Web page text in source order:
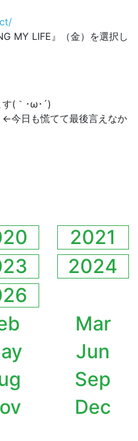
MY LIFE』（金）を選択し
(｀･ω･´)ゞ
今日も慌てて最後言えなか
2021
2024
Mar
Jun
Sep
Dec